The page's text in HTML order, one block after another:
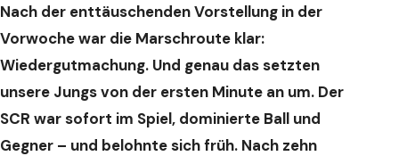
Nach der enttäuschenden Vorstellung in der
Vorwoche war die Marschroute klar:
Wiedergutmachung. Und genau das setzten
unsere Jungs von der ersten Minute an um. Der
SCR war sofort im Spiel, dominierte Ball und
Gegner – und belohnte sich früh. Nach zehn